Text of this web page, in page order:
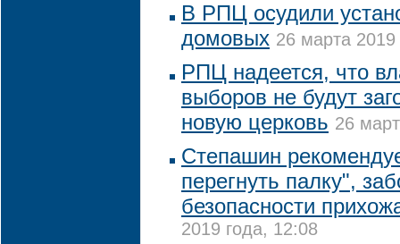
В РПЦ осудили
домовых 26 марта
РПЦ надеется, что
выборов не будут
новую церковь 26
Степашин
перегнуть палку",
безопасности
2019 года, 12:08